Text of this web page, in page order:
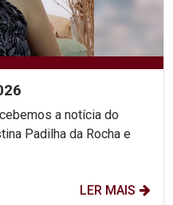
a notícia do
Padilha da Rocha e
LER MAIS